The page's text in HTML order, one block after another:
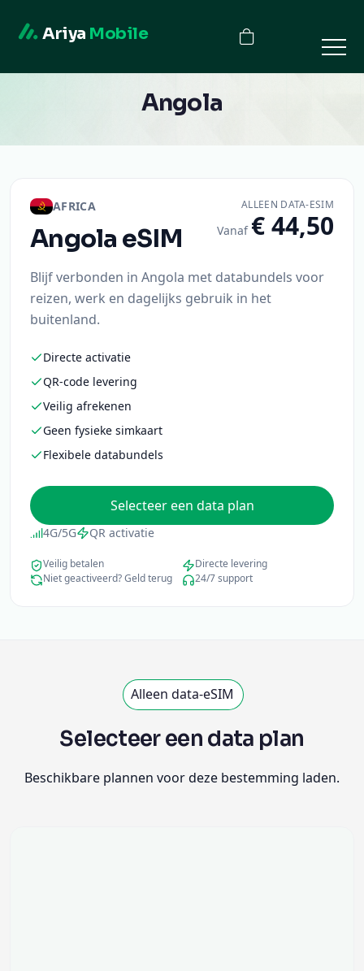
Ariya Mobile
Angola
AFRICA
Angola eSIM
ALLEEN DATA-ESIM
Vanaf € 44,50
Blijf verbonden in Angola met databundels voor
reizen, werk en dagelijks gebruik in het
buitenland.
Directe activatie
QR-code levering
Veilig afrekenen
Geen fysieke simkaart
Flexibele databundels
Selecteer een data plan
4G/5G QR activatie
Veilig betalen
Directe levering
Niet geactiveerd? Geld terug
24/7 support
Alleen data-eSIM
Selecteer een data plan
Beschikbare plannen voor deze bestemming laden.